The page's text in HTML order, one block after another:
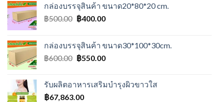
กล่องบรรจุสินค้า ขนาด20*80*20 cm.
฿500.00 Original
฿500.00.
฿400.00Current
฿400.00.
กล่องบรรจุสินค้า ขนาด30*100*30cm.
฿600.00 Original
฿600.00.
฿550.00Current
฿550.00.
รับผลิตอาหารเสริมบำรุงผิวขาวใส
฿67,863.00